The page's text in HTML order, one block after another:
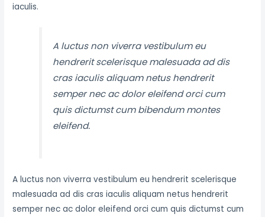
iaculis.
A luctus non viverra vestibulum eu
hendrerit scelerisque malesuada ad dis
cras iaculis aliquam netus hendrerit
semper nec ac dolor eleifend orci cum
quis dictumst cum bibendum montes
eleifend.
A luctus non viverra vestibulum eu hendrerit scelerisque
malesuada ad dis cras iaculis aliquam netus hendrerit
semper nec ac dolor eleifend orci cum quis dictumst cum